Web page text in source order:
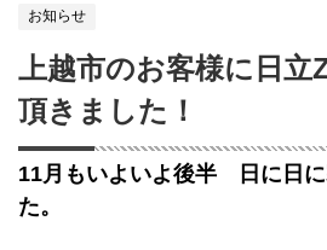
お知らせ
上越市のお客様に日立
頂きました！
11月もいよいよ後半 日に日に
た。